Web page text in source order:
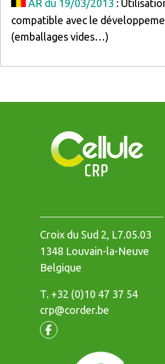
AR du 19/03/2013 :
compatible avec le
(emballages vides…)
Croix du Sud 2, L7.05.03
1348 Louvain-la-Neuve
Belgique
T.Téléphone
+32 (0)10 47 37 54
crp@corder.be
Facebook